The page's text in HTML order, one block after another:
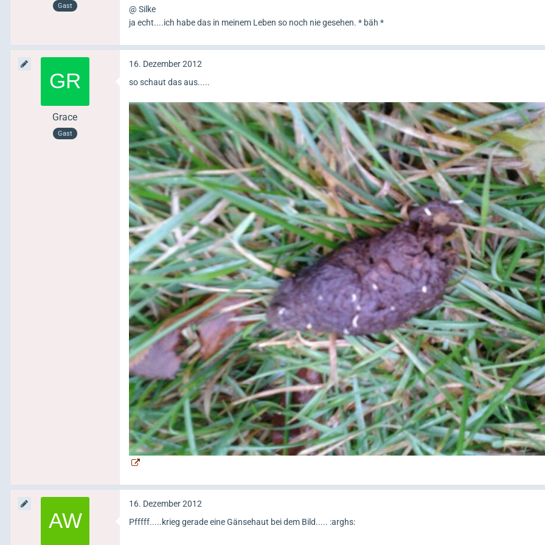
Gast
@ Silke
ja echt....ich habe das in meinem Leben so noch nie gesehen. * bäh *
Grace
Gast
16. Dezember 2012
so schaut das aus.....
16. Dezember 2012
Pfffff.....krieg gerade eine Gänsehaut bei dem Bild..... :arghs: